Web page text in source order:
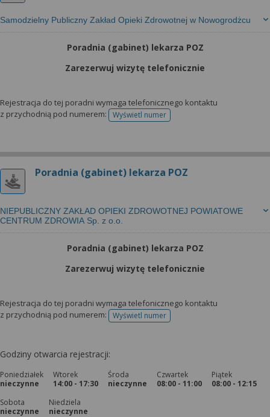
Samodzielny Publiczny Zakład Opieki Zdrowotnej w Nowogrodżcu
Poradnia (gabinet) lekarza POZ
Zarezerwuj wizytę telefonicznie
Rejestracja do tej poradni wymaga telefonicznego kontaktu
z przychodnią pod numerem:
Wyświetl numertelefonu do rejestracji
Poradnia (gabinet) lekarza POZ
NIEPUBLICZNY ZAKŁAD OPIEKI ZDROWOTNEJ POWIATOWE
CENTRUM ZDROWIA Sp. z o.o.
Poradnia (gabinet) lekarza POZ
Zarezerwuj wizytę telefonicznie
Rejestracja do tej poradni wymaga telefonicznego kontaktu
z przychodnią pod numerem:
Wyświetl numertelefonu do rejestracji
Godziny otwarcia rejestracji:
Poniedziałek
nieczynne
Wtorek
14:00 - 17:30
Środa
nieczynne
Czwartek
08:00 - 11:00
Piątek
08:00 - 12:15
Sobota
nieczynne
Niedziela
nieczynne